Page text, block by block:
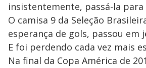
insistentemente, passá-la para
O camisa 9 da Seleção
esperança de gols, passou em
E foi perdendo cada vez mais
Na final da Copa América de